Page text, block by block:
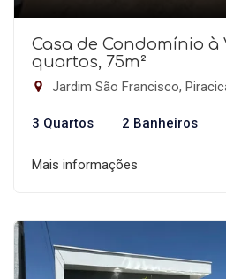
Casa de Condomínio à
quartos, 75m²
Jardim São Francisco,
3 Quartos 2 Banheiros
Mais informações